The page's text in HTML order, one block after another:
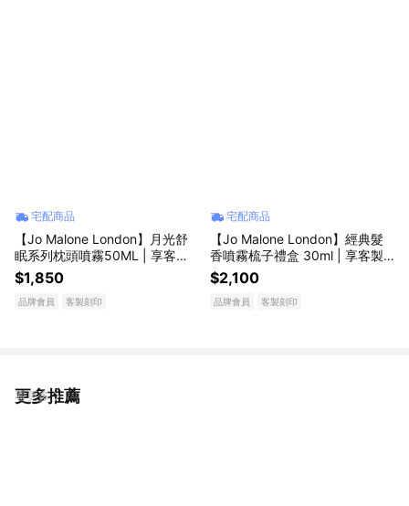
宅配商品
【Jo Malone London】月光舒
眠系列枕頭噴霧50ML | 享客製
刻印 | 收禮者自選香調 | 喬遷禮
物
$1,850
品牌會員 客製刻印
宅配商品
【Jo Malone London】經典髮
香噴霧梳子禮盒 30ml | 享客製
刻印 | 送女友 生日禮物 | 收禮者
自選香調 ｜LINE禮物獨家
$2,100
品牌會員 客製刻印
更多推薦
看更多